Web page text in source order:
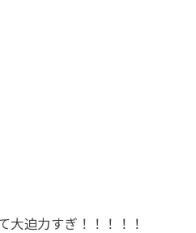
大迫力すぎ！！！！！